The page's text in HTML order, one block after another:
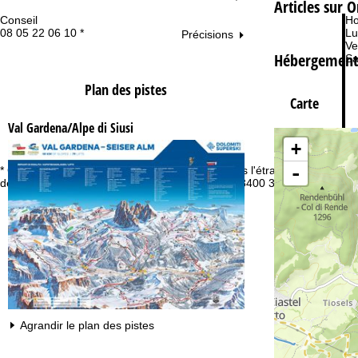
Conseil
08 05 22 06 10 *
* Gratuit depuis la France, non accessible depuis l'étranger. En
dehors de la France, veuillez appeler le +32 (0)3400 3253.
Précisions
Plan des pistes
Val Gardena/Alpe di Siusi
Agrandir le plan des pistes
Articles sur
Carte
+
-